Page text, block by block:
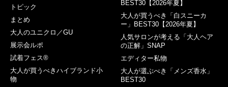
トピック
まとめ
大人のユニクロ／GU
展示会ルポ
試着フェス®︎
大人が買うべきハイブランド小
物
BEST30【2026年夏】
大人が買うべき「白スニーカ
ー」BEST30【2026年夏】
人気サロンが考える「大人ヘア
の正解」SNAP
エディター私物
大人が選ぶべき「メンズ香水」
BEST30